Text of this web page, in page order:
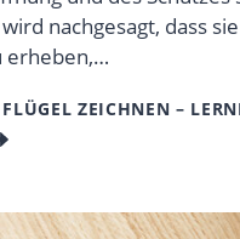
nachgesagt, dass
erheben,…
FLÜGEL ZEICHNEN –